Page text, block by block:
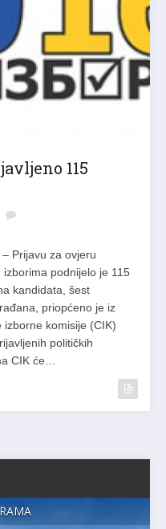
115
Prijavu za ovjeru
podnijelo je 115
kandidata, šest
priopćeno je iz
komisije (CIK)
političkih
CIK će…